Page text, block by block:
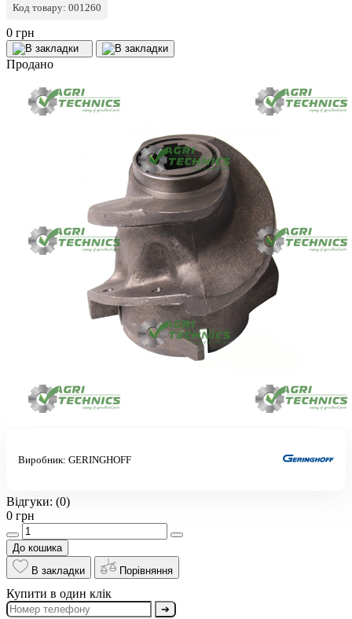
Код товару: 001260
0 грн
Продано
Виробник: GERINGHOFF
Відгуки: (0)
0 грн
До кошика
В закладки
Порівняння
Купити в один клік
➔